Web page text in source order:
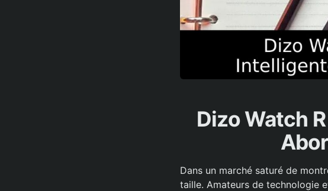
Dizo Watch
Dans un marché saturé de
taille. Amateurs de technologie